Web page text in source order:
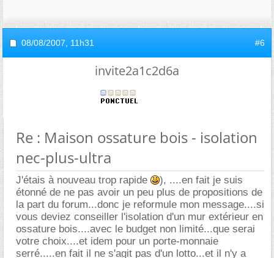
08/08/2007, 11h31 #6
invite2a1c2d6a
Re : Maison ossature bois - isolation
nec-plus-ultra
J'étais à nouveau trop rapide
), ....en fait je suis
étonné de ne pas avoir un peu plus de propositions de
la part du forum...donc je reformule mon message....si
vous deviez conseiller l'isolation d'un mur extérieur en
ossature bois....avec le budget non limité...que serai
votre choix....et idem pour un porte-monnaie
serré.....en fait il ne s'agit pas d'un lotto...et il n'y a